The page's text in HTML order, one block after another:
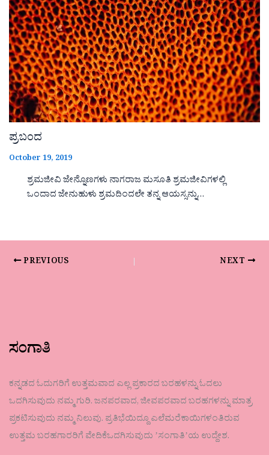
ಪ್ರಬಂದ
October 19, 2019
ಶ್ರಮಜೀವಿ ಜೇನ್ನೊಣಗಳು ನಾಗರಾಜ ಮಸೂತಿ ಶ್ರಮಜೀವಿಗಳಲ್ಲಿ
ಒಂದಾದ ಜೇನುಹುಳು ಶ್ರಮದಿಂದಲೇ ತನ್ನ ಆಯಸ್ಸನ್ನು…
PREVIOUS NEXT
ಸಂಗಾತಿ
ಕನ್ನಡದ ಓದುಗರಿಗೆ ಉತ್ತಮವಾದ ಎಲ್ಲ ಪ್ರಕಾರದ ಬರಹಳನ್ನು ಓದಲು
ಒದಗಿಸುವುದು ನಮ್ಮ ಗುರಿ. ಜನಪರವಾದ, ಜೀವಪರವಾದ ಬರಹಗಳನ್ನು ಮಾತ್ರ
ಪ್ರಕಟಿಸುವುದು ನಮ್ಮ ನಿಲುವು. ಪ್ರತಿಭೆಯಿದ್ದೂ ಎಲೆಮರೆಕಾಯಿಗಳಂತಿರುವ
ಉತ್ತಮ ಬರಹಗಾರರಿಗೆ ವೇದಿಕೆಒದಗಿಸುವುದು ʼಸಂಗಾತಿʼಯ ಉದ್ದೇಶ.